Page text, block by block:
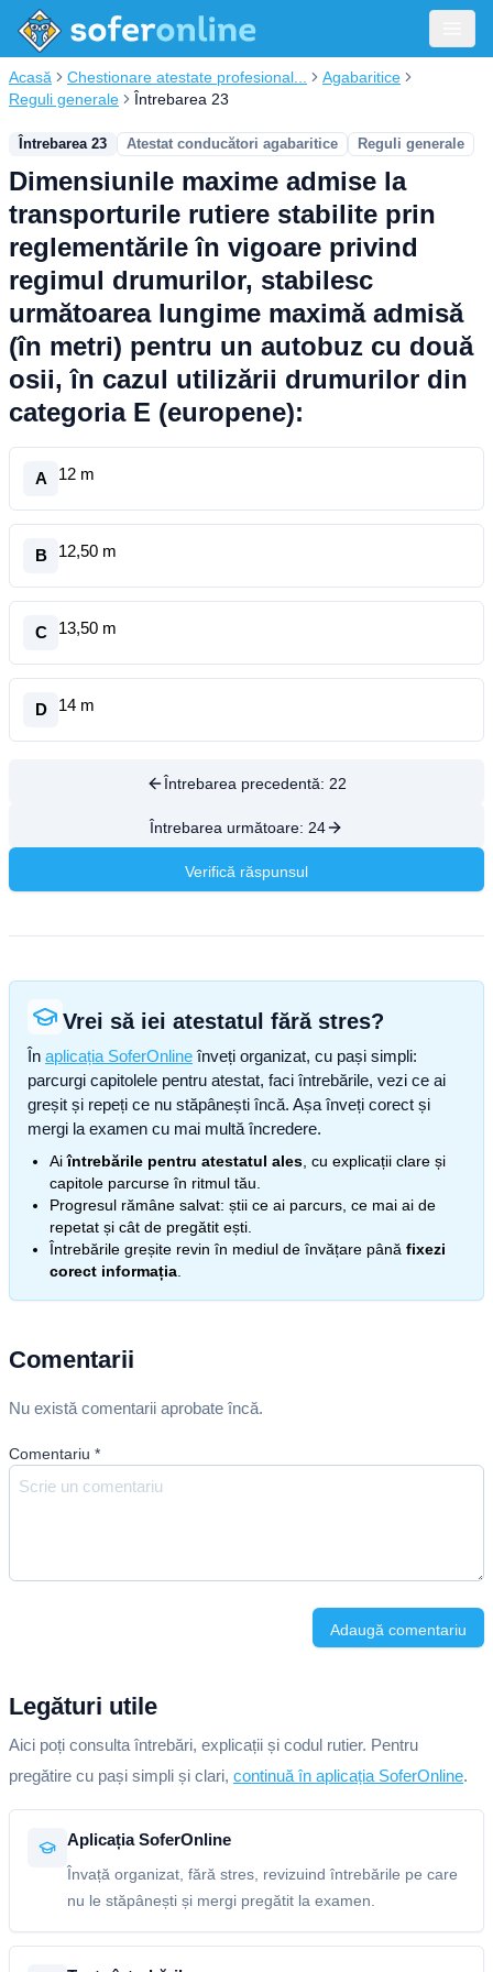
Acasă Chestionare atestate profesional...
Agabaritice
Reguli generale
Întrebarea 23
Întrebarea 23 Atestat conducători agabaritice Reguli generale
Dimensiunile maxime admise la
transporturile rutiere stabilite prin
reglementările în vigoare privind
regimul drumurilor, stabilesc
următoarea lungime maximă admisă
(în metri) pentru un autobuz cu două
osii, în cazul utilizării drumurilor din
categoria E (europene):
A 12 m
B 12,50 m
C 13,50 m
D 14 m
Întrebarea precedentă: 22
Întrebarea următoare: 24
Verifică răspunsul
Vrei să iei atestatul fără stres?
În aplicația SoferOnline înveți organizat, cu pași simpli:
parcurgi capitolele pentru atestat, faci întrebările, vezi ce ai
greșit și repeți ce nu stăpânești încă. Așa înveți corect și
mergi la examen cu mai multă încredere.
Aiîntrebările pentru atestatul ales , cu explicații clare și
capitole parcurse în ritmul tău.
Progresul rămâne salvat: știi ce ai parcurs, ce mai ai de
repetat și cât de pregătit ești.
Întrebările greșite revin în mediul de învățare până fixezi
corect informația
Comentarii
Nu există comentarii aprobate încă.
Comentariu *
Adaugă comentariu
Legături utile
Aici poți consulta întrebări, explicații și codul rutier. Pentru
pregătire cu pași simpli și clari, continuă în aplicația SoferOnline.
Aplicația SoferOnline
Învață organizat, fără stres, revizuind întrebările pe care
nu le stăpânești și mergi pregătit la examen.